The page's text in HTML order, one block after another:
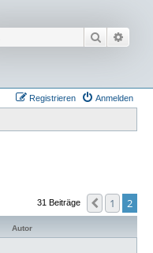
Suche
Anmelden
Registrieren
31 Beiträge Vorherige
1 2
Autor